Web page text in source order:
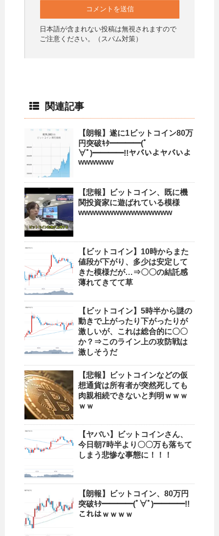
日本語が含まれない投稿は無視されますので
ご注意ください。（スパム対策）
関連記事
【朗報】遂に1ビットコイン80万
円突破ｷﾀ━━━━(ﾟ
∀ﾟ)━━━━!!ヤバいよヤバいよ
wwwwww
【悲報】ビットコイン、既に機
関投資家に遊ばれている模様
wwwwwwwwwwwwwwww
【ビットコイン】10時からまた
値段が下がり、多少は安定して
きた模様だが…⇒〇〇の結託感
薄れてきてて草
【ビットコイン】5時半から謎の
動きで上がったり下がったりが
激しいが、これは総合的に〇〇
か？⇒このライン上の攻防戦は
激しそうだ
【悲報】ビットコインなどの仮
想通貨は所有者が突然死しても
肉親相続できないと判明ｗｗｗ
ｗｗ
【ヤバい】ビットコインさん、
今日朝7時半より〇〇万も落ちて
しまう悲惨な事態に！！！
【朗報】ビットコイン、80万円
突破ｷﾀ━━━━(ﾟ∀ﾟ)━━━━!!
これはｗｗｗｗ